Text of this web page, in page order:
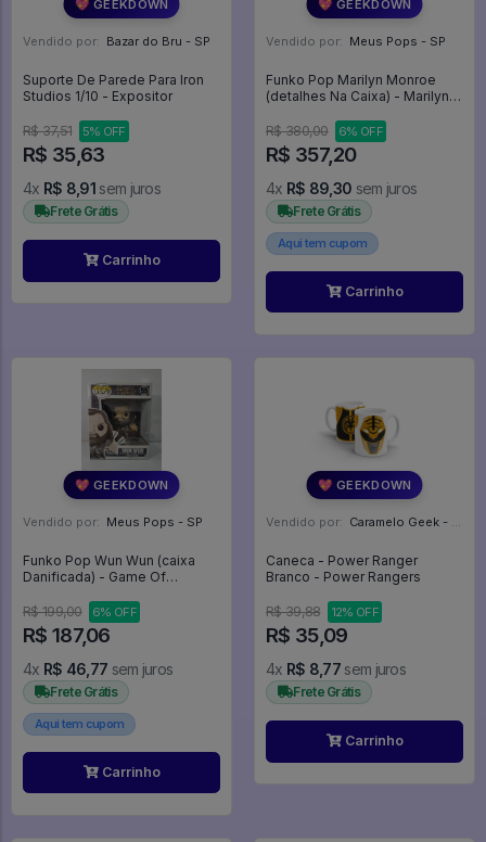
💖 GEEKDOWN
Vendido por: Bazar do Bru - SP
Suporte De Parede Para Iron
Studios 1/10 - Expositor
R$ 37,51 5% OFF
R$ 35,63
4x R$ 8,91 sem juros
Frete Grátis
Carrinho
💖 GEEKDOWN
Vendido por: Meus Pops - SP
Funko Pop Marilyn Monroe
(detalhes Na Caixa) - Marilyn
R$ 380,00
6% OFF
R$ 357,20
4x R$ 89,30 sem juros
Frete Grátis
Aqui tem cupom
Carrinho
💖 GEEKDOWN
Vendido por: Meus Pops - SP
Funko Pop Wun Wun (caixa
Danificada) - Game Of
R$ 199,00
6% OFF
R$ 187,06
4x R$ 46,77 sem juros
Frete Grátis
Aqui tem cupom
Carrinho
💖 GEEKDOWN
Vendido por: Caramelo Geek - DF
Caneca - Power Ranger
Branco - Power Rangers
R$ 39,88 12% OFF
R$ 35,09
4x R$ 8,77 sem juros
Frete Grátis
Carrinho